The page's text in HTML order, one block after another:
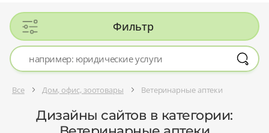
Фильтр
Все Дом, офис, зоотовары Ветеринарные аптеки
Дизайны сайтов в категории: